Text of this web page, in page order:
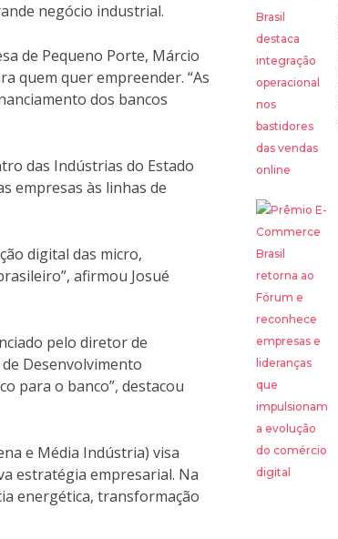
negócio industrial.
de Pequeno Porte, Márcio
quem quer empreender. “As
dos bancos
das Indústrias do Estado
empresas às linhas de
digital das micro,
afirmou Josué
pelo diretor de
Desenvolvimento
para o banco”, destacou
e Média Indústria) visa
estratégia empresarial. Na
energética, transformação